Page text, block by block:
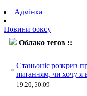
Адмінка
Новини боксу
Облако тегов ::
»
Станьоніс розкрив
питанням, чи хочу я
19:20, 30.09